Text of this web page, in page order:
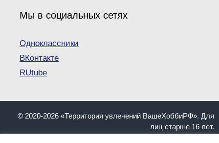
Мы в социальных сетях
Одноклассники
ВКонтакте
RUtube
© 2020-2026 «Территория увлечений ВашеХоббиРФ». Для
лиц старше 16 лет.